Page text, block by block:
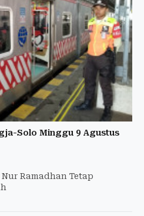
Solo Minggu 9 Agustus
Ramadhan Tetap